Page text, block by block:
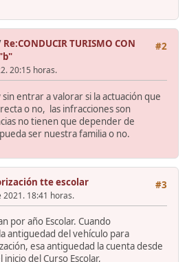
#2
Re:CONDUCIR TURISMO CON
20:15 horas.
entrar a valorar si la actuación que
o no, las infracciones son
no tienen que depender de
ser nuestra familia o no.
#3
tte escolar
18:41 horas.
por año Escolar. Cuando
antiguedad del vehículo para
esa antiguedad la cuenta desde
del Curso Escolar,